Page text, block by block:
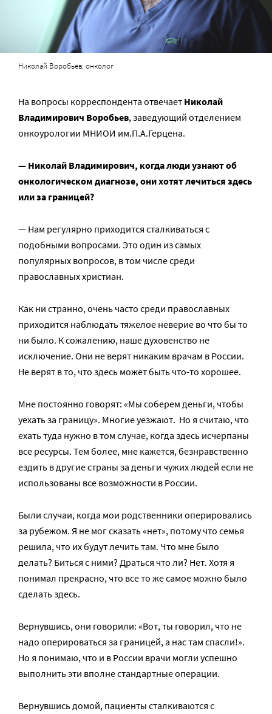
Николай Воробьев, онколог
На вопросы корреспондента отвечает Николай
Владимирович Воробьев, заведующий отделением
онкоурологии МНИОИ им.П.А.Герцена.
— Николай Владимирович, когда люди узнают об
онкологическом диагнозе, они хотят лечиться здесь
или за границей?
— Нам регулярно приходится сталкиваться с
подобными вопросами. Это один из самых
популярных вопросов, в том числе среди
православных христиан.
Как ни странно, очень часто среди православных
приходится наблюдать тяжелое неверие во что бы то
ни было. К сожалению, наше духовенство не
исключение. Они не верят никаким врачам в России.
Не верят в то, что здесь может быть что-то хорошее.
Мне постоянно говорят: «Мы соберем деньги, чтобы
уехать за границу». Многие уезжают. Но я считаю, что
ехать туда нужно в том случае, когда здесь исчерпаны
все ресурсы. Тем более, мне кажется, безнравственно
ездить в другие страны за деньги чужих людей если не
использованы все возможности в России.
Были случаи, когда мои родственники оперировались
за рубежом. Я не мог сказать «нет», потому что семья
решила, что их будут лечить там. Что мне было
делать? Биться с ними? Драться что ли? Нет. Хотя я
понимал прекрасно, что все то же самое можно было
сделать здесь.
Вернувшись, они говорили: «Вот, ты говорил, что не
надо оперироваться за границей, а нас там спасли!».
Но я понимаю, что и в России врачи могли успешно
выполнить эти вполне стандартные операции.
Вернувшись домой, пациенты сталкиваются с